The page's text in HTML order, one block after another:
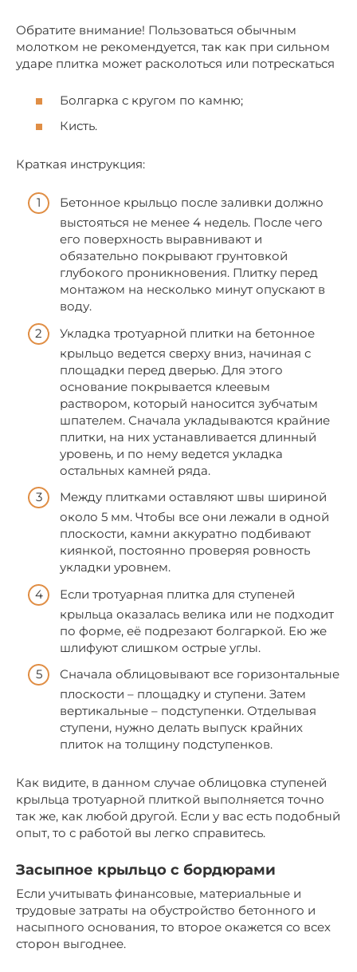
Обратите внимание! Пользоваться обычным
молотком не рекомендуется, так как при сильном
ударе плитка может расколоться или потрескаться
Болгарка с кругом по камню;
Кисть.
Краткая инструкция:
Бетонное крыльцо после заливки должно
выстояться не менее 4 недель. После чего
его поверхность выравнивают и
обязательно покрывают грунтовкой
глубокого проникновения. Плитку перед
монтажом на несколько минут опускают в
воду.
Укладка тротуарной плитки на бетонное
крыльцо ведется сверху вниз, начиная с
площадки перед дверью. Для этого
основание покрывается клеевым
раствором, который наносится зубчатым
шпателем. Сначала укладываются крайние
плитки, на них устанавливается длинный
уровень, и по нему ведется укладка
остальных камней ряда.
Между плитками оставляют швы шириной
около 5 мм. Чтобы все они лежали в одной
плоскости, камни аккуратно подбивают
киянкой, постоянно проверяя ровность
укладки уровнем.
Если тротуарная плитка для ступеней
крыльца оказалась велика или не подходит
по форме, её подрезают болгаркой. Ею же
шлифуют слишком острые углы.
Сначала облицовывают все горизонтальные
плоскости – площадку и ступени. Затем
вертикальные – подступенки. Отделывая
ступени, нужно делать выпуск крайних
плиток на толщину подступенков.
Как видите, в данном случае облицовка ступеней
крыльца тротуарной плиткой выполняется точно
так же, как любой другой. Если у вас есть подобный
опыт, то с работой вы легко справитесь.
Засыпное крыльцо с бордюрами
Если учитывать финансовые, материальные и
трудовые затраты на обустройство бетонного и
насыпного основания, то второе окажется со всех
сторон выгоднее.